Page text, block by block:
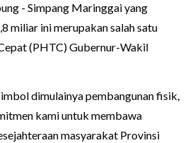
- Simpang Maringgai yang
miliar ini merupakan salah satu
(PHTC) Gubernur-Wakil
dimulainya pembangunan fisik,
kami untuk membawa
masyarakat Provinsi